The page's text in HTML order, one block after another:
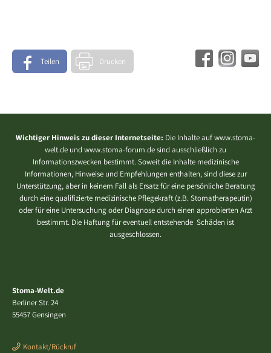
Teilen Drucken
Wichtiger Hinweis zu dieser Internetseite: Die Inhalte auf www.stoma-
welt.de und www.stoma-forum.de sind ausschließlich zu
Informationszwecken bestimmt. Soweit die Inhalte medizinische
Informationen, Hinweise und Empfehlungen enthalten, sind diese zur
Unterstützung, aber in keinem Fall als Ersatz für eine persönliche Beratung
durch eine qualifizierte medizinische Pflegekraft (z.B. Stomatherapeutin)
oder für eine Untersuchung oder Diagnose durch einen approbierten Arzt
bestimmt. Die Haftung für eventuell entstehende Schäden ist
ausgeschlossen.
Stoma-Welt.de
Berliner Str. 24
55457 Gensingen
Kontakt/Rückruf